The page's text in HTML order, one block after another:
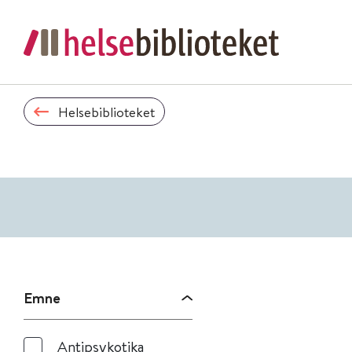
Helsebiblioteket
Emne
Antipsykotika